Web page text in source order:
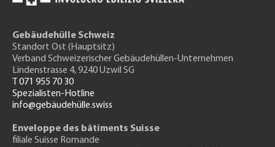
Gebäudehülle Schweiz
Standort Ost (Hauptsitz)
Verband Schweizerischer Gebäudehüllen-Unternehmen
Lindenstrasse 4, 9240 Uzwil SG
T 071 955 70 30
Spezialisten-Hotline
info@gebäudehülle.swiss
Enveloppe des bâtiments Suisse
filiale Suisse Romande